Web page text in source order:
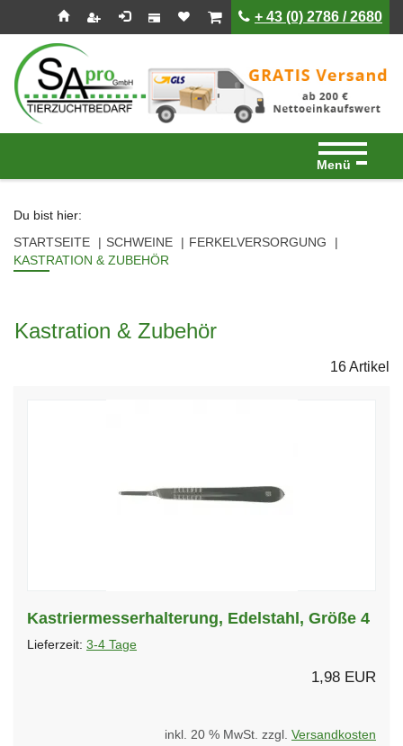
Seitenebreiche:
ist leerist leer+ 43 (0) 2786 / 2680
Menü
Du bist hier:
STARTSEITE
SCHWEINE
FERKELVERSORGUNG
KASTRATION & ZUBEHÖR
Kastration & Zubehör
16 Artikel
Kastriermesserhalterung, Edelstahl, Größe 4
Lieferzeit: 3-4 Tage
1,98 EUR
inkl. 20 % MwSt. zzgl. Versandkosten